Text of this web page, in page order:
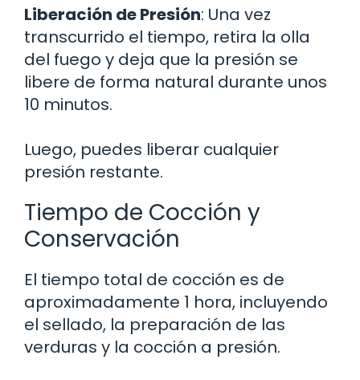
Liberación de Presión: Una vez
transcurrido el tiempo, retira la olla
del fuego y deja que la presión se
libere de forma natural durante unos
10 minutos.
Luego, puedes liberar cualquier
presión restante.
Tiempo de Cocción y
Conservación
El tiempo total de cocción es de
aproximadamente 1 hora, incluyendo
el sellado, la preparación de las
verduras y la cocción a presión.